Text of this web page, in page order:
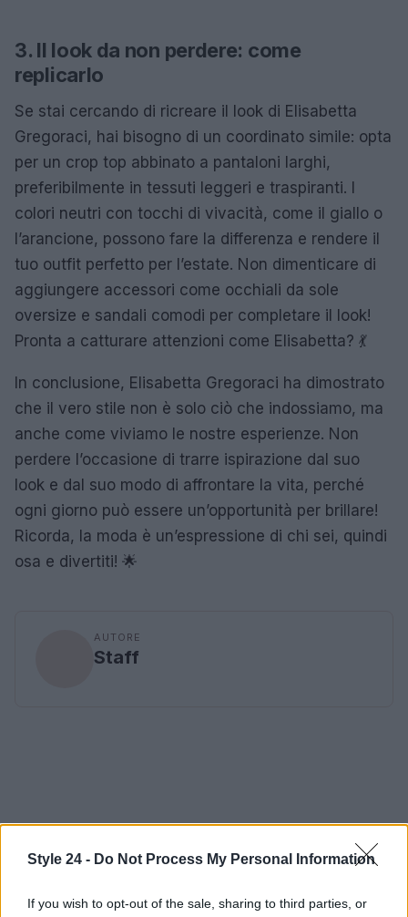
Style 24 - Do Not Process My Personal Information
If you wish to opt-out of the sale, sharing to third parties, or
3. Il look da non perdere: come
replicarlo
Se stai cercando di ricreare il look di Elisabetta
Gregoraci, hai bisogno di un coordinato simile: opta
per un crop top abbinato a pantaloni larghi,
preferibilmente in tessuti leggeri e traspiranti. I
colori neutri con tocchi di vivacità, come il giallo o
l’arancione, possono fare la differenza e rendere il
tuo outfit perfetto per l’estate. Non dimenticare di
aggiungere accessori come occhiali da sole
oversize e sandali comodi per completare il look!
Pronta a catturare attenzioni come Elisabetta? 💃
In conclusione, Elisabetta Gregoraci ha dimostrato
che il vero stile non è solo ciò che indossiamo, ma
anche come viviamo le nostre esperienze. Non
perdere l’occasione di trarre ispirazione dal suo
look e dal suo modo di affrontare la vita, perché
ogni giorno può essere un’opportunità per brillare!
Ricorda, la moda è un’espressione di chi sei, quindi
osa e divertiti! 🌟
AUTORE
Staff